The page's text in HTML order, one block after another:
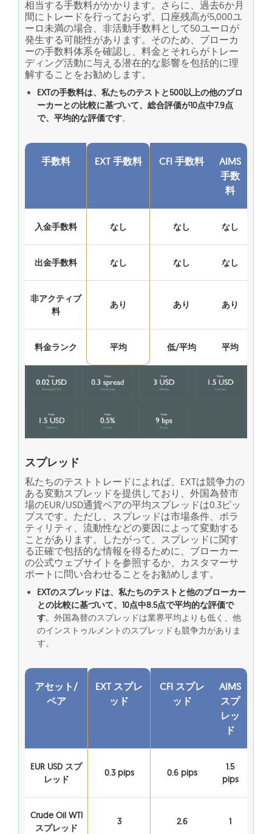
相当する手数料がかかります。さらに、過去6か月
間にトレードを行っておらず、口座残高が5,000ユ
ーロ未満の場合、非活動手数料として50ユーロが
発生する可能性があります。そのため、ブローカ
ーの手数料体系を確認し、料金とそれらがトレー
ディング活動に与える潜在的な影響を包括的に理
解することをお勧めします。
EXTの手数料は、私たちのテストと500以上の他のブロ
ーカーとの比較に基づいて、総合評価が10点中7.9点
で、平均的な評価です。
手数料 EXT 手数料 CFI 手数料
AIMS
手数
料
入金手数料 なし なし なし
出金手数料 なし なし なし
非アクティブ
料
あり あり あり
料金ランク 平均 低/平均 平均
スプレッド
私たちのテストトレードによれば、EXTは競争力の
ある変動スプレッドを提供しており、外国為替市
場のEUR/USD通貨ペアの平均スプレッドは0.3ピッ
プスです。ただし、スプレッドは市場条件、ボラ
ティリティ、流動性などの要因によって変動する
ことがあります。したがって、スプレッドに関す
る正確で包括的な情報を得るために、ブローカー
の公式ウェブサイトを参照するか、カスタマーサ
ポートに問い合わせることをお勧めします。
EXTのスプレッドは、私たちのテストと他のブローカー
との比較に基づいて、10点中8.5点で平均的な評価で
す。外国為替のスプレッドは業界平均よりも低く、他
のインストゥルメントのスプレッドも競争力がありま
す。
アセット/
ペア
EXT スプレ
ッド
CFI スプレ
ッド
AIMS
スプ
レッ
ド
EUR USD スプ
レッド
0.3 pips 0.6 pips
1.5
pips
Crude Oil WTI
スプレッド
3 2.6 1